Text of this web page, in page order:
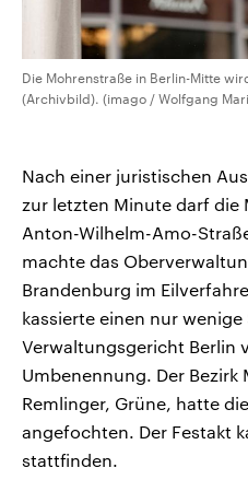
Die Mohrenstraße in Berlin-Mitte
(Archivbild). (imago / Wolfgang
Nach einer juristischen
zur letzten Minute darf die
Anton-Wilhelm-Amo-
machte das
Brandenburg im
kassierte einen nur
Verwaltungsgericht Berlin
Umbenennung. Der
Remlinger, Grüne, hatte
angefochten. Der Festakt
stattfinden.